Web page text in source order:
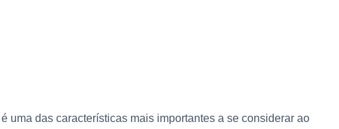
uma das características mais importantes a se considerar ao